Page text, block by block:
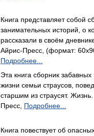
Книга представляет собой
занимательных историй, о
рассказали в своём
Айрис-Пресс, (формат:
Подробнее...
Эта книга сборник забавных
жизни семьи страусов,
старшим из страусят.
Пресс, Подробнее...
Книга повествует об